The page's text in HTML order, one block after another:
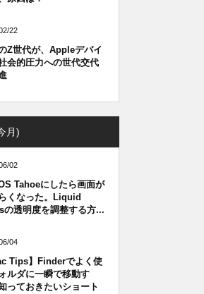
22
Z世代が、Appleデバイ
会的圧力への世代交代
月)
02
Tahoeにしたら画面が
くなった。Liquid
の透明度を調整する方...
04
Tips】Finderでよく使
ルダに一瞬で移動す
っておきたいショート